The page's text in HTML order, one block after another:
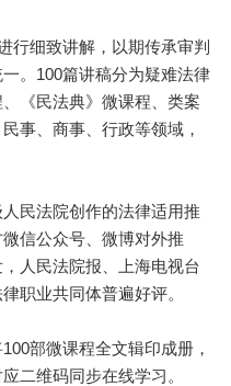
行细致讲解，以期传承审判
。100篇讲稿分为疑难法律
《民法典》微课程、类案
事、商事、行政等领域，
民法院创作的法律适用推
信公众号、微博对外推
人民法院报、上海电视台
职业共同体普遍好评。
部微课程全文辑印成册，
二维码同步在线学习。